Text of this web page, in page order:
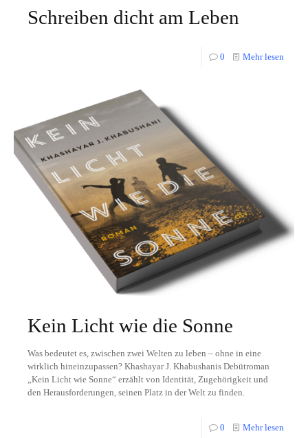
Schreiben dicht am Leben
0 Mehr lesen
Kein Licht wie die Sonne
Was bedeutet es, zwischen zwei Welten zu leben – ohne in eine
wirklich hineinzupassen? Khashayar J. Khabushanis Debütroman
„Kein Licht wie Sonne“ erzählt von Identität, Zugehörigkeit und
den Herausforderungen, seinen Platz in der Welt zu finden.
0 Mehr lesen